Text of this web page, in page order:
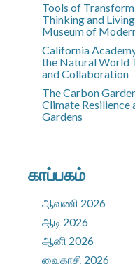
Tools of
Thinking and
Museum of
California
the Natural World
and Collaboration
The Carbon
Climate
Gardens
காப்பகம்
ஆவணி 2026
ஆடி 2026
ஆனி 2026
வைகாசி 2026